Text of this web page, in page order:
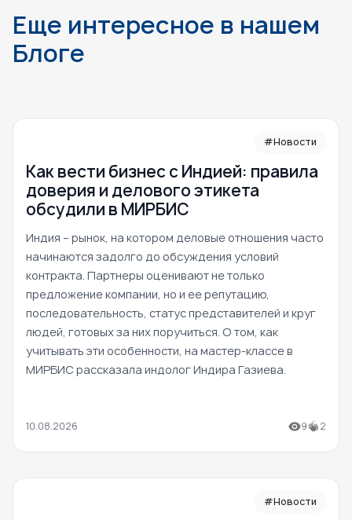
Еще интересное в нашем
Блоге
#Новости
Как вести бизнес с Индией: правила
доверия и делового этикета
обсудили в МИРБИС
Индия – рынок, на котором деловые отношения часто
начинаются задолго до обсуждения условий
контракта. Партнеры оценивают не только
предложение компании, но и ее репутацию,
последовательность, статус представителей и круг
людей, готовых за них поручиться. О том, как
учитывать эти особенности, на мастер-классе в
МИРБИС рассказала индолог Индира Газиева.
10.08.2026 9 2
#Новости